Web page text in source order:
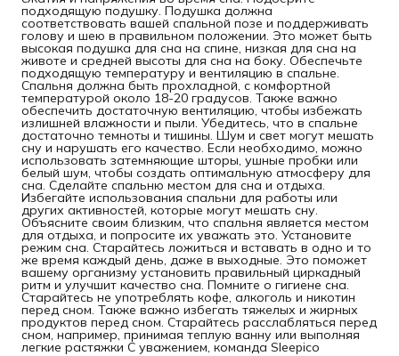
подходящую подушку. Подушка должна
соответствовать вашей спальной позе и поддерживать
голову и шею в правильном положении. Это может быть
высокая подушка для сна на спине, низкая для сна на
животе и средней высоты для сна на боку. Обеспечьте
подходящую температуру и вентиляцию в спальне.
Спальня должна быть прохладной, с комфортной
температурой около 18-20 градусов. Также важно
обеспечить достаточную вентиляцию, чтобы избежать
излишней влажности и пыли. Убедитесь, что в спальне
достаточно темноты и тишины. Шум и свет могут мешать
сну и нарушать его качество. Если необходимо, можно
использовать затемняющие шторы, ушные пробки или
белый шум, чтобы создать оптимальную атмосферу для
сна. Сделайте спальню местом для сна и отдыха.
Избегайте использования спальни для работы или
других активностей, которые могут мешать сну.
Объясните своим близким, что спальня является местом
для отдыха, и попросите их уважать это. Установите
режим сна. Старайтесь ложиться и вставать в одно и то
же время каждый день, даже в выходные. Это поможет
вашему организму установить правильный циркадный
ритм и улучшит качество сна. Помните о гигиене сна.
Старайтесь не употреблять кофе, алкоголь и никотин
перед сном. Также важно избегать тяжелых и жирных
продуктов перед сном. Старайтесь расслабляться перед
сном, например, принимая теплую ванну или выполняя
легкие растяжки С уважением, команда Sleepico